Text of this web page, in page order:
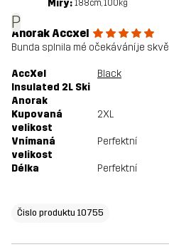
P
Míry: 188cm, 100kg
Anorak Accxel
Bunda splnila mé očekávání,je
AccXel
Insulated 2L Ski
Anorak
Black
Kupovaná
velikost
2XL
Vnímaná
velikost
Perfektní
Délka Perfektní
Čislo produktu 10755